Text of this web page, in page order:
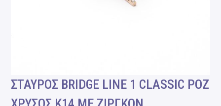
ΣΤΑΥΡΟΣ BRIDGE LINE 1 CLASSIC ΡΟΖ